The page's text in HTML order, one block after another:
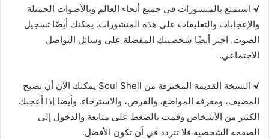
√ استمتع بالمنشورات في جميع أنحاء العالم وبالأصوات الجميلة
والإعجابات والتعليقات على هذه المنشورات. يمكنك أيضًا تسجيل
الصوت. اختر أيضًا شخصيتك المفضلة على وسائل التواصل
الاجتماعي.
√
النسخة القديمة المخترقة من Soul Shell يمكنك الآن أن تصبح
المضيف، ومعرفة المواضع، والقرص، والاسترخاء. وأيضا إذا أعجبك
الكثير من الأشخاص وقمت بالضغط على متابعة والدخول إلى
الصفحة الشخصية فلا تتردد في أن تكون الأفضل.